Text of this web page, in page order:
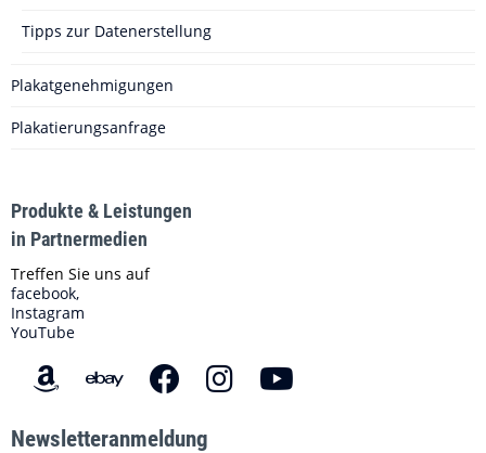
Tipps zur Datenerstellung
Plakatgenehmigungen
Plakatierungsanfrage
Produkte & Leistungen
in Partnermedien
Treffen Sie uns auf
facebook,
Instagram
YouTube
Newsletteranmeldung